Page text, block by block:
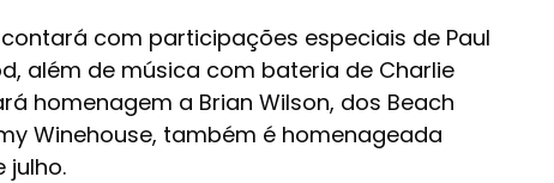
contará com participações especiais de Paul
além de música com bateria de Charlie
homenagem a Brian Wilson, dos Beach
Winehouse, também é homenageada
julho.